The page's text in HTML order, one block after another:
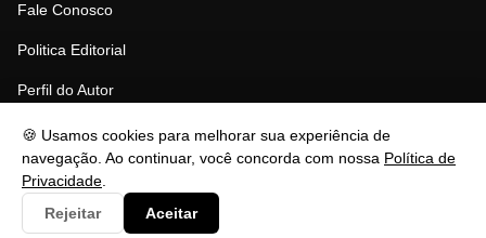
🍪 Usamos cookies para melhorar sua experiência de
navegação. Ao continuar, você concorda com nossa Política de
Privacidade
Rejeitar
Aceitar
Fale Conosco
Politica Editorial
Perfil do Autor
© 2026 Psicopedagogia. Todos os direitos reservados.
Responsável: Stéfano Barcellos | contato@nztbr.com